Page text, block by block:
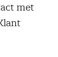
met